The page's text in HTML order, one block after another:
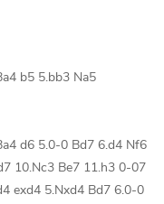
b5 5.bb3 Na5
d6 5.0-0 Bd7 6.d4 Nf6
10.Nc3 Be7 11.h3 0-07
exd4 5.Nxd4 Bd7 6.0-0